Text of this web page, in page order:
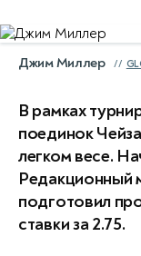
Джим Миллер
В рамках
поединок
легком весе.
Редакционный
подготовил
ставки за 2.75.